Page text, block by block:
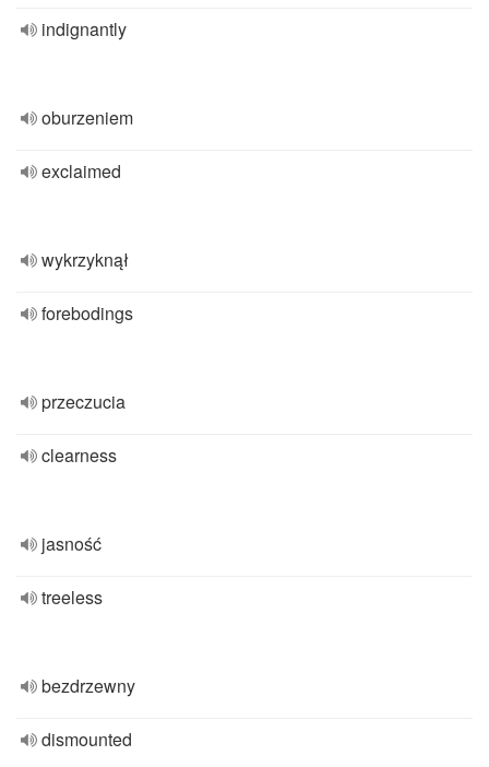
indignantly
oburzeniem
exclaimed
wykrzyknął
forebodings
przeczucia
clearness
jasność
treeless
bezdrzewny
dismounted